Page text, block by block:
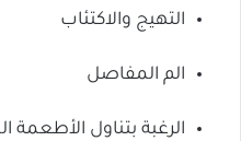
التهيج والاكتئاب
الم المفاصل
الرغبة بتناول الأطعمة